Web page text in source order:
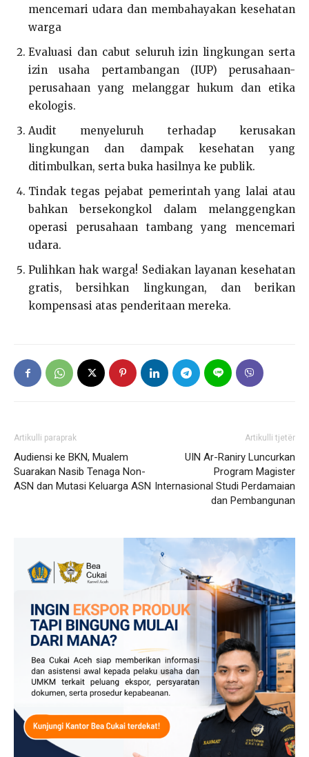
mencemari udara dan membahayakan kesehatan
warga
Evaluasi dan cabut seluruh izin lingkungan serta
izin usaha pertambangan (IUP) perusahaan-
perusahaan yang melanggar hukum dan etika
ekologis.
Audit menyeluruh terhadap kerusakan
lingkungan dan dampak kesehatan yang
ditimbulkan, serta buka hasilnya ke publik.
Tindak tegas pejabat pemerintah yang lalai atau
bahkan bersekongkol dalam melanggengkan
operasi perusahaan tambang yang mencemari
udara.
Pulihkan hak warga! Sediakan layanan kesehatan
gratis, bersihkan lingkungan, dan berikan
kompensasi atas penderitaan mereka.
Artikulli paraprak
Audiensi ke BKN, Mualem
Suarakan Nasib Tenaga Non-
ASN dan Mutasi Keluarga ASN
Artikulli tjetër
UIN Ar-Raniry Luncurkan
Program Magister
Internasional Studi Perdamaian
dan Pembangunan